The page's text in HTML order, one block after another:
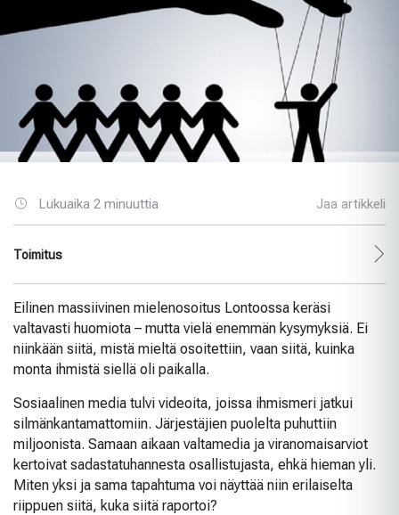
Lukuaika 2 minuuttia Jaa artikkeli
Toimitus
Eilinen massiivinen mielenosoitus Lontoossa keräsi
valtavasti huomiota – mutta vielä enemmän kysymyksiä. Ei
niinkään siitä, mistä mieltä osoitettiin, vaan siitä, kuinka
monta ihmistä siellä oli paikalla.
Sosiaalinen media tulvi videoita, joissa ihmismeri jatkui
silmänkantamattomiin. Järjestäjien puolelta puhuttiin
miljoonista. Samaan aikaan valtamedia ja viranomaisarviot
kertoivat sadastatuhannesta osallistujasta, ehkä hieman yli.
Miten yksi ja sama tapahtuma voi näyttää niin erilaiselta
riippuen siitä, kuka siitä raportoi?